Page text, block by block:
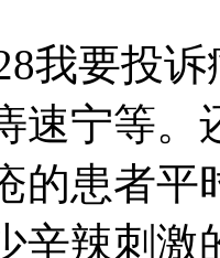
我要投
速宁等。
的患者平
辛辣刺激